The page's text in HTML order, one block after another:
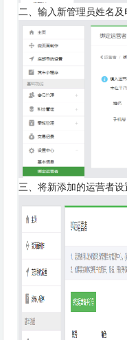
二、输入新管理员姓名
三、将新添加的运营者